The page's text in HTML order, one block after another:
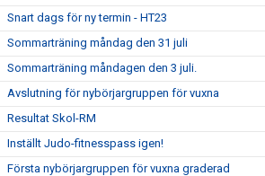
Snart dags för ny termin - HT23
Sommarträning måndag den 31 juli
Sommarträning måndagen den 3 juli.
Avslutning för nybörjargruppen för vuxna
Resultat Skol-RM
Inställt Judo-fitnesspass igen!
Första nybörjargruppen för vuxna graderad